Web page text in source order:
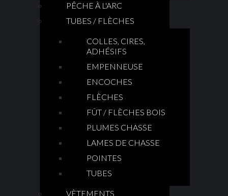
PÊCHE À L'ARC
TUBES / FLÈCHES
COLLES, CIRES,
ADHÉSIFS
EMPENNEUSE
ENCOCHES
FLÈCHES
FÛT / FLÈCHES BOIS
PLUMES CHASSE
LAMES DE CHASSE
POINTES
TUBES
VÈTEMENTS